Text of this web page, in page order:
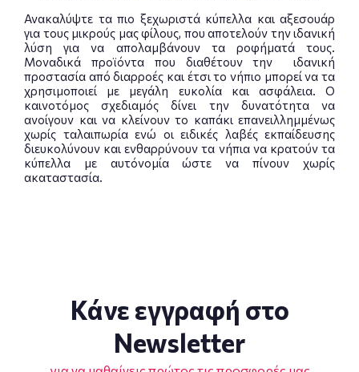
Ανακαλύψτε τα πιο ξεχωριστά κύπελλα και αξεσουάρ
για τους μικρούς μας φίλους, που αποτελούν την ιδανική
λύση για να απολαμβάνουν τα ροφήματά τους.
Μοναδικά προϊόντα που διαθέτουν την ιδανική
προστασία από διαρροές και έτσι το νήπιο μπορεί να τα
χρησιμοποιεί με μεγάλη ευκολία και ασφάλεια. Ο
καινοτόμος σχεδιαμός δίνει την δυνατότητα να
ανοίγουν και να κλείνουν το καπάκι επανειλλημμένως
χωρίς ταλαιπωρία ενώ οι ειδικές λαβές εκπαίδευσης
διευκολύνουν και ενθαρρύνουν τα νήπια να κρατούν τα
κύπελλα με αυτόνομία ώστε να πίνουν χωρίς
ακαταστασία.
Κάνε εγγραφή στο
Newsletter